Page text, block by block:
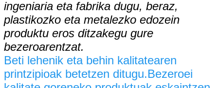
ingeniaria eta fabrika dugu, beraz,
plastikozko eta metalezko edozein
produktu eros ditzakegu gure
bezeroarentzat.
Beti lehenik eta behin kalitatearen
printzipioak betetzen ditugu.Bezeroei